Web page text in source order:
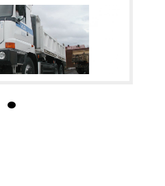
– vozidel
prodeje a prodej v
v režimu živnosti